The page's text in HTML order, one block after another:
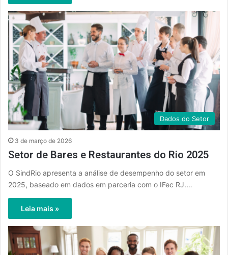
Dados do Setor
3 de março de 2026
Setor de Bares e Restaurantes do Rio 2025
O SindRio apresenta a análise de desempenho do setor em
2025, baseado em dados em parceria com o IFec RJ.…
Leia mais »